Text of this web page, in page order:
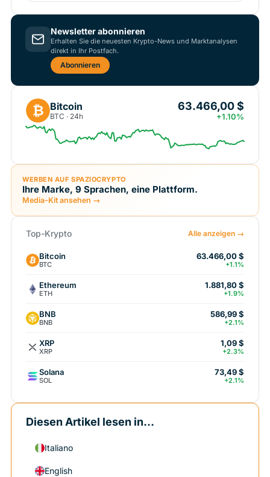
Newsletter abonnieren
Erhalten Sie die neuesten Krypto-News und Marktanalysen
direkt in Ihr Postfach.
Abonnieren
₿ Bitcoin
BTC · 24h
63.466,00 $
+1.10%
WERBEN AUF SPAZIOCRYPTO
Ihre Marke, 9 Sprachen, eine Plattform.
Media-Kit ansehen →
Top-Krypto Alle anzeigen →
Bitcoin
BTC
63.466,00 $
+1.1%
Ethereum
ETH
1.881,80 $
+1.9%
BNB
BNB
586,99 $
+2.1%
XRP
XRP
1,09 $
+2.3%
Solana
SOL
73,49 $
+2.1%
Diesen Artikel lesen in...
Italiano
English